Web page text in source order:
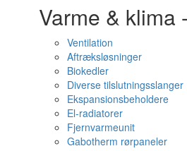
Varme & klima
Ventilation
Aftræksløsninger
Biokedler
Diverse tilslutningsslanger
Ekspansionsbeholdere
El-radiatorer
Fjernvarmeunit
Gabotherm rørpaneler